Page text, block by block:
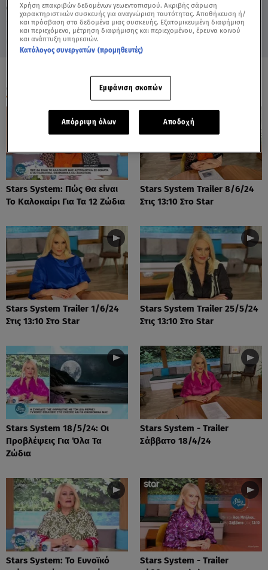
20.02.22, 14:35 ΖΩΔΙΑ
ΟΛΑ ΤΑ ΒΙΝΤΕΟ
Stars System: Πώς Θα είναι
Το Καλοκαίρι Για Τα 12 Ζώδια
Stars System Trailer 8/6/24
Στις 13:10 Στο Star
Stars System Trailer 1/6/24
Στις 13:10 Στο Star
Stars System Trailer 25/5/24
Στις 13:10 Στο Star
Stars System 18/5/24: Οι
Προβλέψεις Για Όλα Τα
Ζώδια
Stars System - Trailer
Σάββατο 18/4/24
Stars System: Το Ευνοϊκό
Stars System - Trailer
Χρήση επακριβών δεδομένων γεωεντοπισμού. Ακριβής σάρωση
χαρακτηριστικών συσκευής για αναγνώριση ταυτότητας. Αποθήκευση ή/
και πρόσβαση στα δεδομένα μιας συσκευής. Εξατομικευμένη διαφήμιση
και περιεχόμενο, μέτρηση διαφήμισης και περιεχομένου, έρευνα κοινού
και ανάπτυξη υπηρεσιών.
Κατάλογος συνεργατών (προμηθευτές)
Εμφάνιση σκοπών
Απόρριψη όλων Αποδοχή